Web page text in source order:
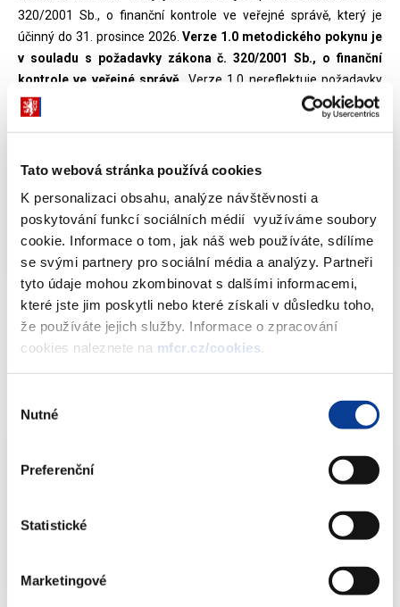
Tato webová stránka používá cookies
K personalizaci obsahu, analýze návštěvnosti a
poskytování funkcí sociálních médií využíváme soubory
cookie. Informace o tom, jak náš web používáte, sdílíme
se svými partnery pro sociální média a analýzy. Partneři
tyto údaje mohou zkombinovat s dalšími informacemi,
které jste jim poskytli nebo které získali v důsledku toho,
že používáte jejich služby. Informace o zpracování
cookies naleznete na mfcr.cz/cookies.
souhlasu
Nutné
Preferenční
Statistické
Marketingové
320/2001 Sb., o finanční kontrole ve veřejné správě, který je
účinný do 31. prosince 2026.Verze 1.0 metodického pokynu je
v souladu s požadavky zákona č. 320/2001 Sb., o finanční
kontrole ve veřejné správě. Verze 1.0 nereflektuje požadavky
nadcházející právní úpravy účinné od 1. ledna 2027.
Metodický pokyn CHJ č. 15 (verze 1.0)
(980,89 kB)
(verze 1.0)
S účinností od 1. ledna 2027 je zákon č. 320/2001 Sb., o finanční
kontrole ve veřejné správě nahrazen zákonem č. 231/2025 Sb., o
231/2025 Sb., o řízení a kontrole ve veřejných financí